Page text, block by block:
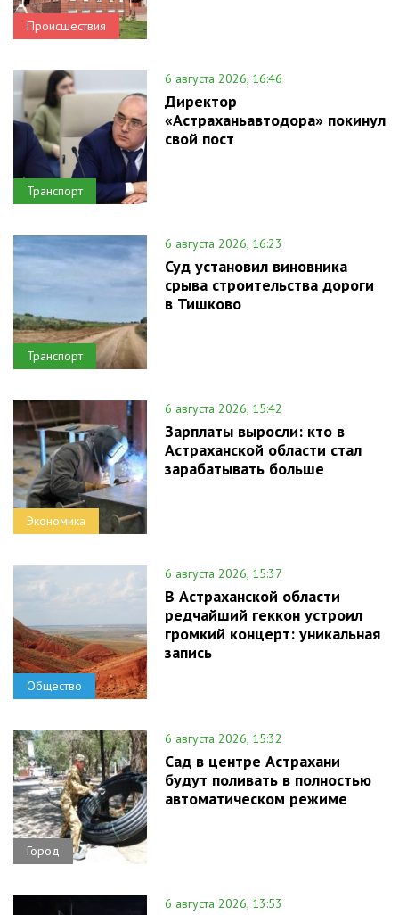
Происшествия
Транспорт
6 августа 2026, 16:46
Директор
«Астраханьавтодора» покинул
свой пост
Транспорт
6 августа 2026, 16:23
Суд установил виновника
срыва строительства дороги
в Тишково
Экономика
6 августа 2026, 15:42
Зарплаты выросли: кто в
Астраханской области стал
зарабатывать больше
Общество
6 августа 2026, 15:37
В Астраханской области
редчайший геккон устроил
громкий концерт: уникальная
запись
Город
6 августа 2026, 15:32
Сад в центре Астрахани
будут поливать в полностью
автоматическом режиме
6 августа 2026, 13:53